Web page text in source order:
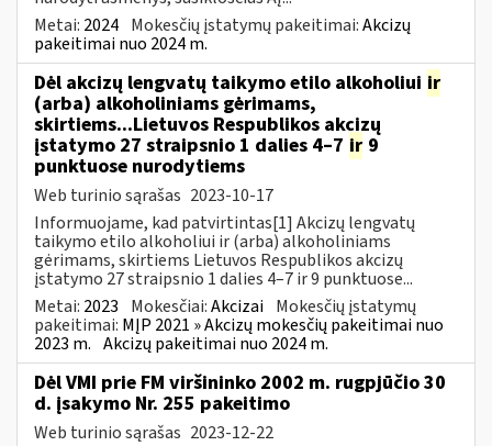
Metai: 2024 Mokesčių įstatymų pakeitimai:Akcizų
pakeitimai nuo 2024 m.
Dėl akcizų lengvatų taikymo etilo alkoholiui ir
(arba) alkoholiniams gėrimams,
skirtiems...Lietuvos Respublikos akcizų
įstatymo 27 straipsnio 1 dalies 4–7 ir 9
punktuose nurodytiems
Web turinio sąrašas 2023-10-17
Informuojame, kad patvirtintas[1] Akcizų lengvatų
taikymo etilo alkoholiui ir (arba) alkoholiniams
gėrimams, skirtiems Lietuvos Respublikos akcizų
įstatymo 27 straipsnio 1 dalies 4–7 ir 9 punktuose...
Metai: 2023 Mokesčiai:Akcizai Mokesčių įstatymų
pakeitimai: MĮP 2021 » Akcizų mokesčių pakeitimai nuo
2023 m. Akcizų pakeitimai nuo 2024 m.
Dėl VMI prie FM viršininko 2002 m. rugpjūčio 30
d. įsakymo Nr. 255 pakeitimo
Web turinio sąrašas 2023-12-22